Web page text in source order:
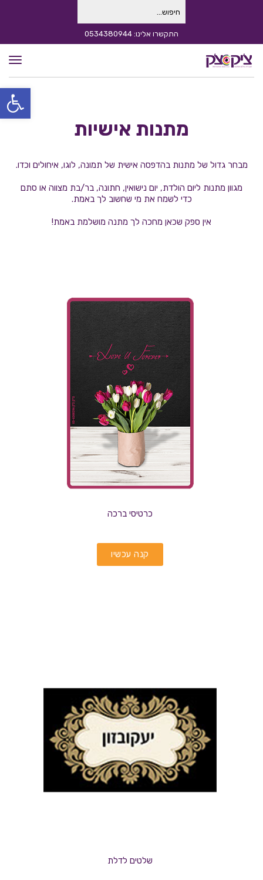
פתח
עבור: התקשרו אלינו: 0534380944
מתנות אישיות
מבחר גדול של מתנות בהדפסה אישית של תמונה, לוגו, איחולים וכדו.
מגוון מתנות ליום הולדת, יום נישואין, חתונה, בר/בת מצווה או סתם
כדי לשמח את מי שחשוב לך באמת.
אין ספק שכאן מחכה לך מתנה מושלמת באמת!
כרטיסי ברכה
קנה עכשיו
שלטים לדלת